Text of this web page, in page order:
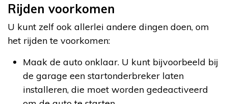
Rijden voorkomen
U kunt zelf ook allerlei andere dingen doen, om
het rijden te voorkomen:
Maak de auto onklaar. U kunt bijvoorbeeld bij
de garage een startonderbreker laten
installeren, die moet worden gedeactiveerd